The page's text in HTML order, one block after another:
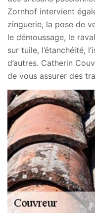
Zornhof intervient
zinguerie, la pose de
le démoussage, le
sur tuile, l’étanchéité,
d’autres. Catherin
de vous assurer des